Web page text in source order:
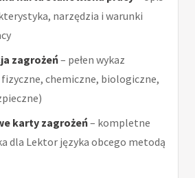
narzędzia i warunki
zagrożeń– pełen wykaz
chemiczne, biologiczne,
karty zagrożeń– kompletne
dla Lektor języka obcego metodą